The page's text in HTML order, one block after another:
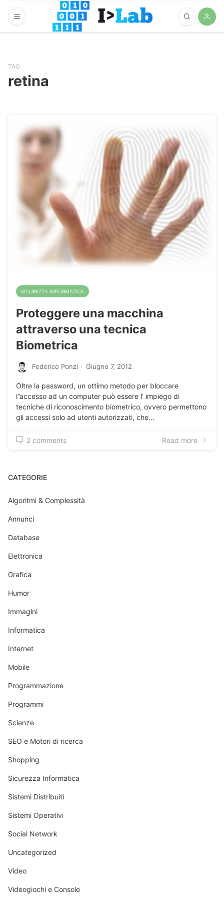
TAG
retina
SICUREZZA INFORMATICA
Proteggere una macchina
attraverso una tecnica
Biometrica
Federico Ponzi · Giugno 7, 2012
Oltre la password, un ottimo metodo per bloccare
l”accesso ad un computer può essere l’ impiego di
tecniche di riconoscimento biometrico, ovvero permettono
gli accessi solo ad utenti autorizzati, che…
2 comments Read more
CATEGORIE
Algoritmi & Complessità
Annunci
Database
Elettronica
Grafica
Humor
Immagini
Informatica
Internet
Mobile
Programmazione
Programmi
Scienze
SEO e Motori di ricerca
Shopping
Sicurezza Informatica
Sistemi Distribuiti
Sistemi Operativi
Social Network
Uncategorized
Video
Videogiochi e Console